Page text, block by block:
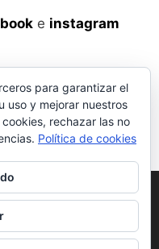
e instagram
Privacidad
de compra
para garantizar el
uso y mejorar nuestros
rechazar las no
Política de cookies